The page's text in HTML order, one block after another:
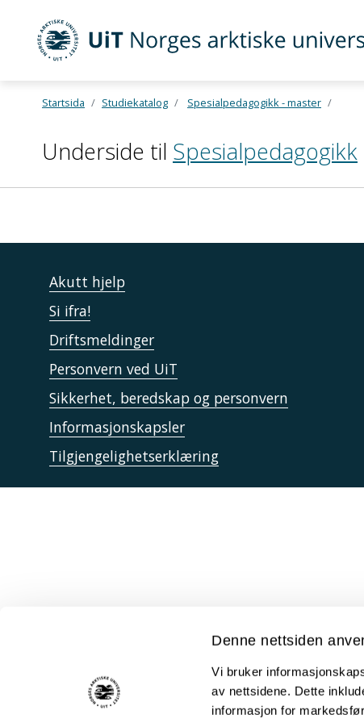
Denne nettsiden
Vi bruker
av nettsidene. Dette
informasjon for
UiT Norges arktiske universitet
Startsida Studiekatalog Spesialpedagogikk - master
Underside til Spesialpedagogikk
Akutt hjelp
Si ifra!
Driftsmeldinger
Personvern ved UiT
Sikkerhet, beredskap og personvern
Informasjonskapsler
Tilgjengelighetserklæring